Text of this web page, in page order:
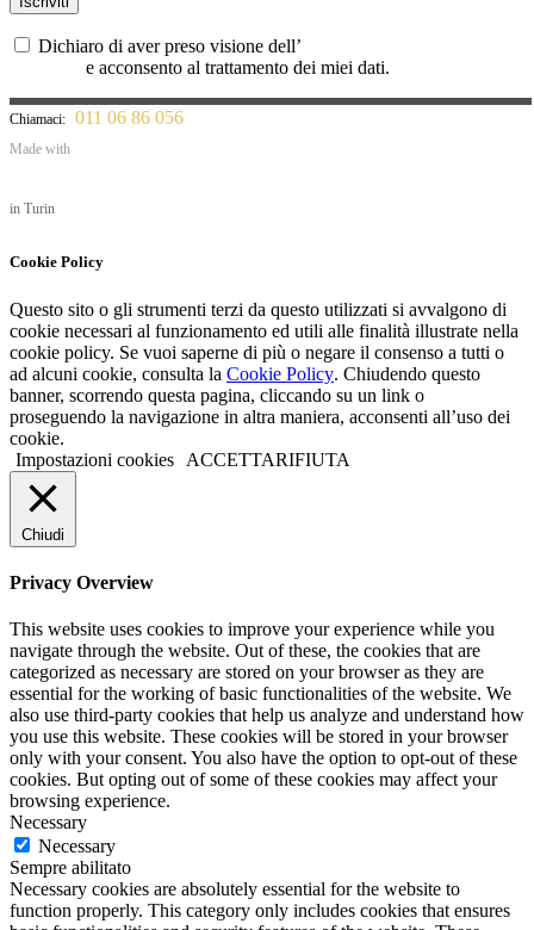
Dichiaro di aver preso visione dell’
e acconsento al trattamento dei miei dati.
Chiamaci: 011 06 86 056
Made with
in Turin
Cookie Policy
Questo sito o gli strumenti terzi da questo utilizzati si avvalgono di
cookie necessari al funzionamento ed utili alle finalità illustrate nella
cookie policy. Se vuoi saperne di più o negare il consenso a tutti o
ad alcuni cookie, consulta la Cookie Policy. Chiudendo questo
banner, scorrendo questa pagina, cliccando su un link o
proseguendo la navigazione in altra maniera, acconsenti all’uso dei
cookie.
Impostazioni cookies
ACCETTARIFIUTA
Chiudi
Privacy Overview
This website uses cookies to improve your experience while you
navigate through the website. Out of these, the cookies that are
categorized as necessary are stored on your browser as they are
essential for the working of basic functionalities of the website. We
also use third-party cookies that help us analyze and understand how
you use this website. These cookies will be stored in your browser
only with your consent. You also have the option to opt-out of these
cookies. But opting out of some of these cookies may affect your
browsing experience.
Necessary
Necessary
Sempre abilitato
Necessary cookies are absolutely essential for the website to
function properly. This category only includes cookies that ensures